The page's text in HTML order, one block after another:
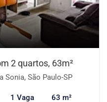
2 quartos, 63m²
Sonia, São Paulo-SP
1 Vaga 63 m²